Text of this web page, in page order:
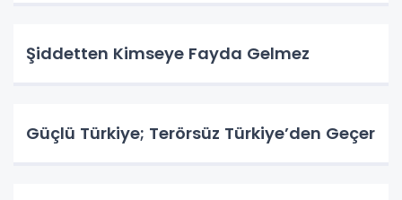
Şiddetten Kimseye Fayda Gelmez
Güçlü Türkiye; Terörsüz Türkiye’den Geçer